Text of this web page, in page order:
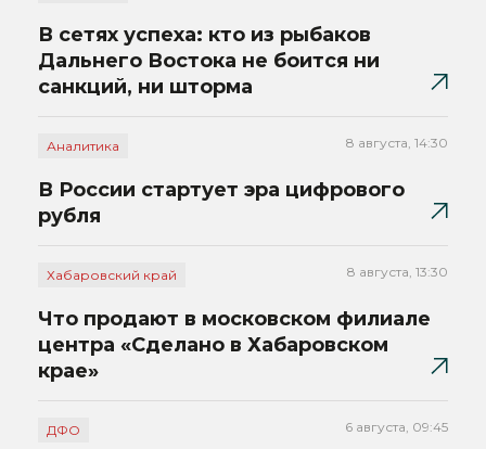
В сетях успеха: кто из рыбаков
Дальнего Востока не боится ни
санкций, ни шторма
Аналитика 8 августа, 14:30
В России стартует эра цифрового
рубля
Хабаровский край 8 августа, 13:30
Что продают в московском филиале
центра «Сделано в Хабаровском
крае»
ДФО 6 августа, 09:45